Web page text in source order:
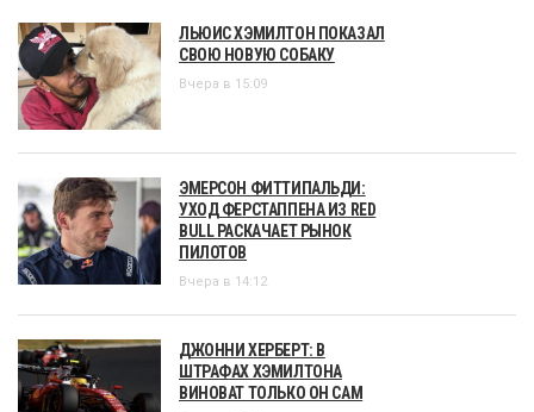
ЛЬЮИС ХЭМИЛТОН ПОКАЗАЛ
СВОЮ НОВУЮ СОБАКУ
Вчера в 15:09
ЭМЕРСОН ФИТТИПАЛЬДИ:
УХОД ФЕРСТАППЕНА ИЗ RED
BULL РАСКАЧАЕТ РЫНОК
ПИЛОТОВ
Вчера в 14:12
ДЖОННИ ХЕРБЕРТ: В
ШТРАФАХ ХЭМИЛТОНА
ВИНОВАТ ТОЛЬКО ОН САМ